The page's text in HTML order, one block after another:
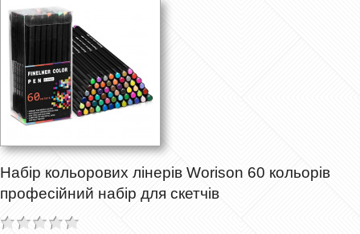
Набір кольорових лінерів Worison 60 кольорів
професійний набір для скетчів